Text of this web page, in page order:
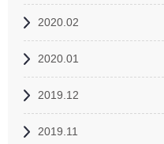
2020.02
2020.01
2019.12
2019.11